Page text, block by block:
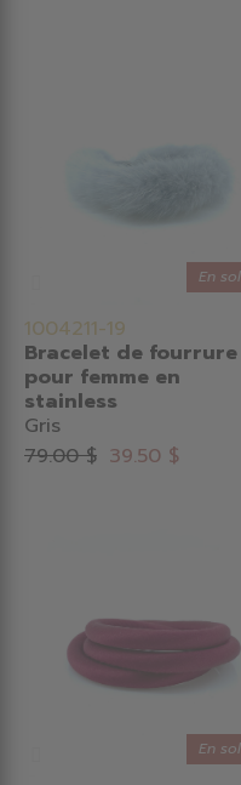
En
1004211-19
Bracelet de fourrure
pour femme en
stainless
Gris
79.00 $ 39.50 $
En